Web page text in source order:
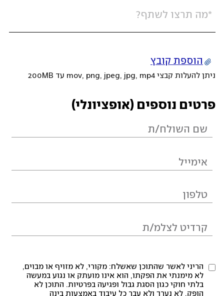
הוספת קובץ
ניתן להעלות קבצי mov, png, jpeg, jpg, mp4 עד 200MB
פרטים נוספים (אופציונלי)
הריני לאשר שהתוכן שאשלח: מקורי, לא מזויף או מבוים,
לא מימנתי את הפקתו, הוא אינו מועתק או נגוע במעשה
בלתי חוקי כגון הסגת גבול ופגיעה בפרטיות. התוכן לא
הופק, לא נערך ולא עבר כל עיבוד באמצעות בינה